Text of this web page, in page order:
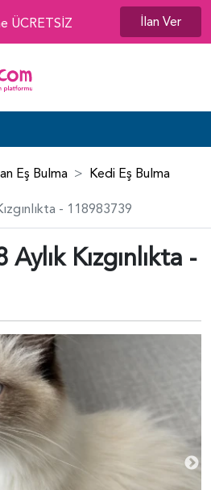
ÜCRETSİZ İlan Ver
Eş Bulma
Kedi Eş Bulma
- 118983739
Kızgınlıkta -